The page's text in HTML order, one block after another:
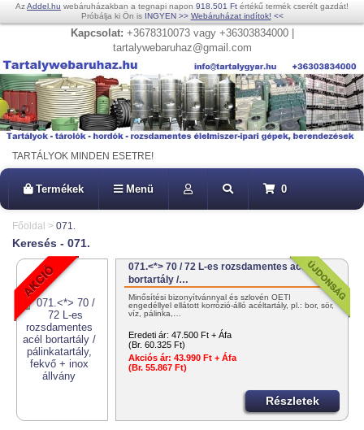
AzAddel.hu webáruházakban a tegnapi napon 918.501 Ft értékű termék cserélt gazdát!
Próbálja ki Ön is INGYEN >> Webáruházat indítok! <<
Kapcsolat: +3678310073 vagy +36303834000 |
tartalywebaruhaz@gmail.com
TARTÁLYOK MINDEN ESETRE!
Termékek Menü 0
Főoldal > 071.
Keresés - 071.
071.<*> 70 / 72 L-es rozsdamentes acél
bortartály /…
Minősítési bizonyítvánnyal és szlovén OÉTI
engedéllyel ellátott korrózió-álló acéltartály, pl.: bor, sör,
víz, pálinka,…
Eredeti ár: 47.500 Ft + Áfa
(Br. 60.325 Ft)
Akciós ár: 43.990 Ft + Áfa
(Br. 55.867 Ft)
Részletek